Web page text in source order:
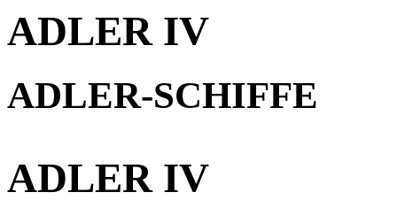
ADLER IV
ADLER-SCHIFFE
ADLER IV